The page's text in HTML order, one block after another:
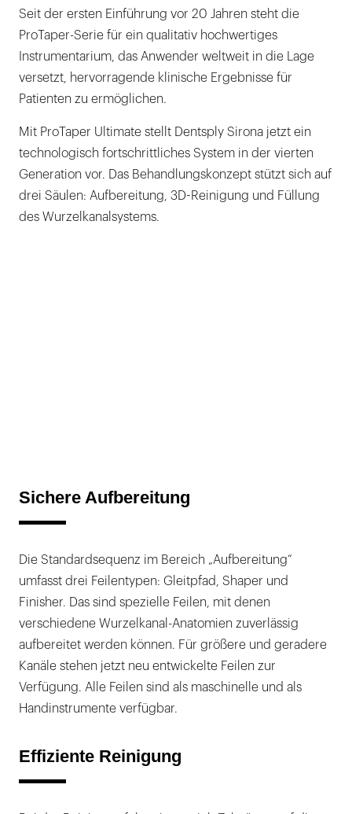
Seit der ersten Einführung vor 20 Jahren steht die
ProTaper-Serie für ein qualitativ hochwertiges
Instrumentarium, das Anwender weltweit in die Lage
versetzt, hervorragende klinische Ergebnisse für
Patienten zu ermöglichen.
Mit ProTaper Ultimate stellt Dentsply Sirona jetzt ein
technologisch fortschrittliches System in der vierten
Generation vor. Das Behandlungskonzept stützt sich auf
drei Säulen: Aufbereitung, 3D-Reinigung und Füllung
des Wurzelkanalsystems.
Sichere Aufbereitung
Die Standardsequenz im Bereich „Aufbereitung“
umfasst drei Feilentypen: Gleitpfad, Shaper und
Finisher. Das sind spezielle Feilen, mit denen
verschiedene Wurzelkanal-Anatomien zuverlässig
aufbereitet werden können. Für größere und geradere
Kanäle stehen jetzt neu entwickelte Feilen zur
Verfügung. Alle Feilen sind als maschinelle und als
Handinstrumente verfügbar.
Effiziente Reinigung